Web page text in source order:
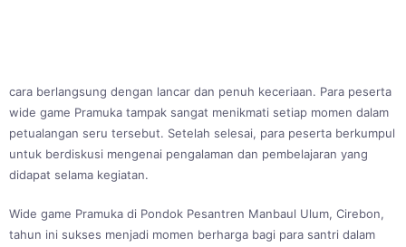
cara berlangsung dengan lancar dan penuh keceriaan. Para peserta
wide game Pramuka tampak sangat menikmati setiap momen dalam
petualangan seru tersebut. Setelah selesai, para peserta berkumpul
untuk berdiskusi mengenai pengalaman dan pembelajaran yang
didapat selama kegiatan.
Wide game Pramuka di Pondok Pesantren Manbaul Ulum, Cirebon,
tahun ini sukses menjadi momen berharga bagi para santri dalam